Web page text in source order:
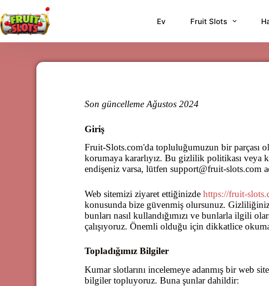
Ev Fruit Slots
Son güncelleme Ağustos 2024
Giriş
Fruit-Slots.com'da topluluğumuzun bir parçası
korumaya kararlıyız. Bu gizlilik politikası veya
endişeniz varsa, lütfen support@fruit-slots.com
Web sitemizi ziyaret ettiğinizde https://fruit-
konusunda bize güvenmiş olursunuz.
bunları nasıl kullandığımızı ve bunlarla ilgili
çalışıyoruz. Önemli olduğu için dikkatlice
Topladığımız Bilgiler
Kumar slotlarını incelemeye adanmış bir web
bilgiler topluyoruz. Buna şunlar dahildir: